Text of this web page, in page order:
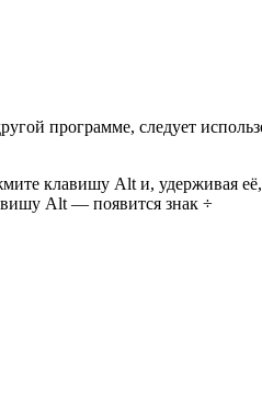
программе, следует
клавишу Alt и, удерживая её,
Alt — появится знак ÷